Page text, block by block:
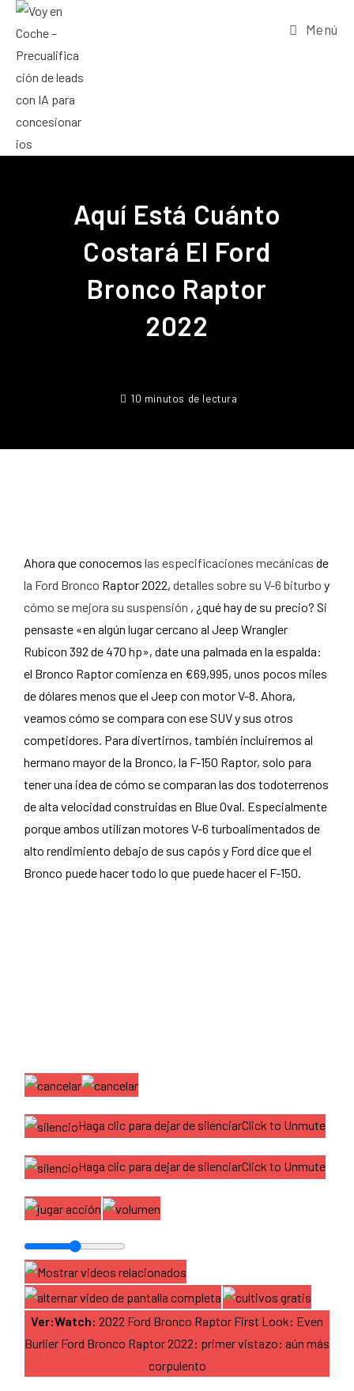
Menú
Aquí Está Cuánto
Costará El Ford
Bronco Raptor
2022
10 minutos de lectura
Ahora que conocemos las especificaciones mecánicas de
la Ford Bronco Raptor 2022, detalles sobre su V-6 biturbo y
cómo se mejora su suspensión , ¿qué hay de su precio? Si
pensaste «en algún lugar cercano al Jeep Wrangler
Rubicon 392 de 470 hp», date una palmada en la espalda:
el Bronco Raptor comienza en €69,995, unos pocos miles
de dólares menos que el Jeep con motor V-8. Ahora,
veamos cómo se compara con ese SUV y sus otros
competidores. Para divertirnos, también incluiremos al
hermano mayor de la Bronco, la F-150 Raptor, solo para
tener una idea de cómo se comparan las dos todoterrenos
de alta velocidad construidas en Blue Oval. Especialmente
porque ambos utilizan motores V-6 turboalimentados de
alto rendimiento debajo de sus capós y Ford dice que el
Bronco puede hacer todo lo que puede hacer el F-150.
Haga clic para dejar de silenciarClick to Unmute
Haga clic para dejar de silenciarClick to Unmute
Ver:Watch: 2022 Ford Bronco Raptor First Look: Even
Burlier Ford Bronco Raptor 2022: primer vistazo: aún más
corpulento